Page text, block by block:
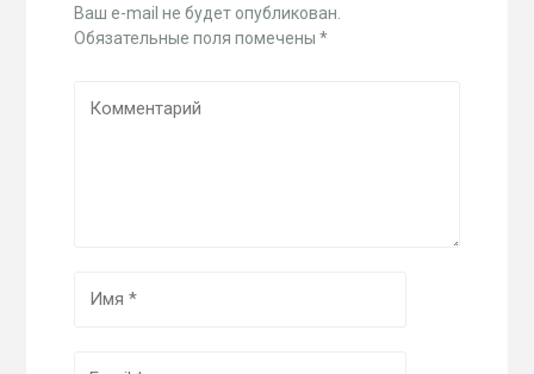
Ваш e-mail не будет опубликован.
Обязательные поля помечены*